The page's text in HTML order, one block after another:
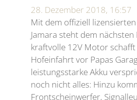
28. Dezember 2018, 16:57
Mit dem offiziell
Jamara steht dem
kraftvolle 12V Motor
Hofeinfahrt vor Papas
leistungsstarke Akku
noch nicht alles: Hinzu
Frontscheinwerfer,